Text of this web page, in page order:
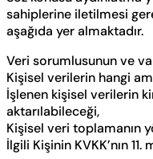
sahiplerine iletilmesi
aşağıda yer almaktadır.
Veri sorumlusunun ve
Kişisel verilerin hangi
İşlenen kişisel verilerin
aktarılabileceği,
Kişisel veri toplamanın
İlgili Kişinin KVKK’nın